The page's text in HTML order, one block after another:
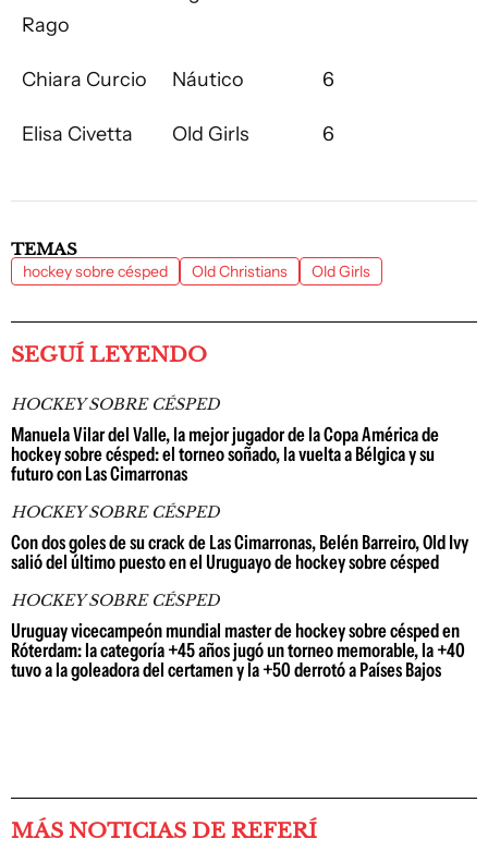
Rago
Chiara Curcio Náutico 6
Elisa Civetta Old Girls 6
TEMAS
hockey sobre césped Old Christians Old Girls
SEGUÍ LEYENDO
HOCKEY SOBRE CÉSPED
Manuela Vilar del Valle, la mejor jugador de la Copa América de
hockey sobre césped: el torneo soñado, la vuelta a Bélgica y su
futuro con Las Cimarronas
HOCKEY SOBRE CÉSPED
Con dos goles de su crack de Las Cimarronas, Belén Barreiro, Old Ivy
salió del último puesto en el Uruguayo de hockey sobre césped
HOCKEY SOBRE CÉSPED
Uruguay vicecampeón mundial master de hockey sobre césped en
Róterdam: la categoría +45 años jugó un torneo memorable, la +40
tuvo a la goleadora del certamen y la +50 derrotó a Países Bajos
MÁS NOTICIAS DE REFERÍ